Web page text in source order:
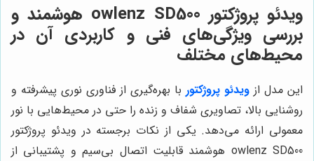
ویدئو پروژکتور owlenz SD500 هوشمند و
بررسی ویژگی‌های فنی و کاربردی آن در
محیط‌های مختلف
این مدل از ویدئو پروژکتور با بهره‌گیری از فناوری نوری پیشرفته و
روشنایی بالا، تصاویری شفاف و زنده را حتی در محیط‌هایی با نور
معمولی ارائه می‌دهد. یکی از نکات برجسته در ویدئو پروژکتور
owlenz SD500 هوشمند قابلیت اتصال بی‌سیم و پشتیبانی از